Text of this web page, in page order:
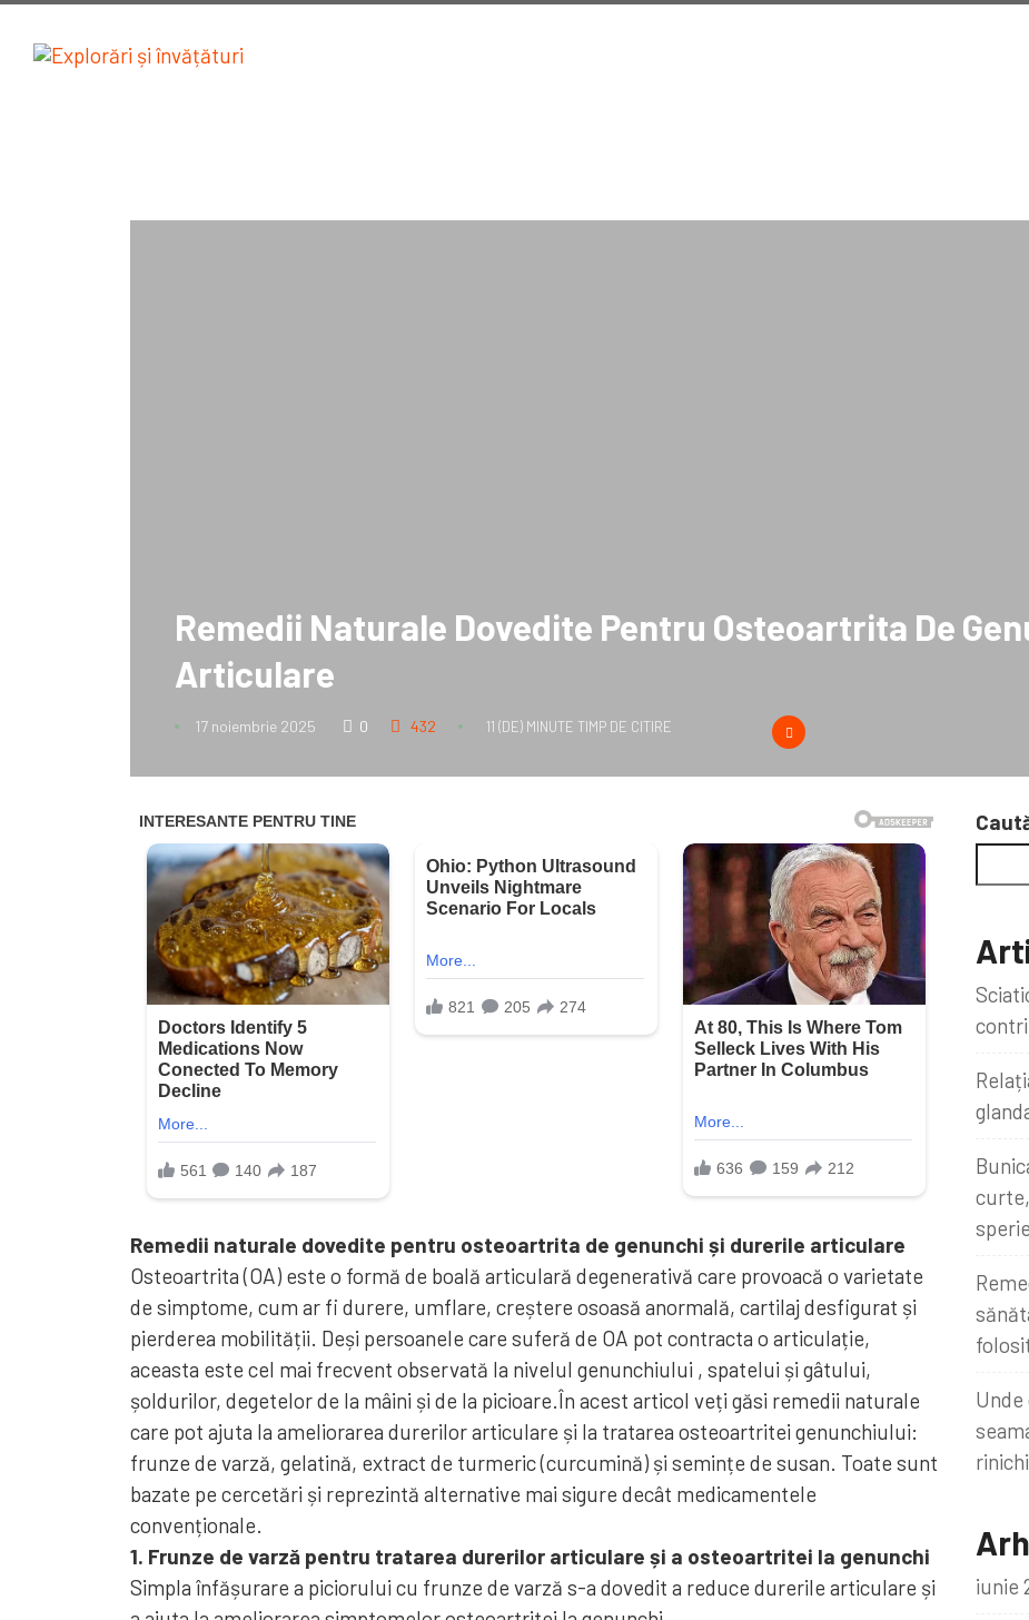
Remedii Naturale Dovedite Pentru Osteoartrita De
Articulare
17 noiembrie 2025 0 432 11 (DE) MINUTE TIMP DE CITIRE
Remedii naturale dovedite pentru osteoartrita de genunchi și durerile articulare
Osteoartrita (OA) este o formă de boală articulară degenerativă care provoacă o varietate
de simptome, cum ar fi durere, umflare, creștere osoasă anormală, cartilaj desfigurat și
pierderea mobilității. Deși persoanele care suferă de OA pot contracta o articulație,
aceasta este cel mai frecvent observată la nivelul genunchiului , spatelui și gâtului,
șoldurilor, degetelor de la mâini și de la picioare.În acest articol veți găsi remedii naturale
care pot ajuta la ameliorarea durerilor articulare și la tratarea osteoartritei genunchiului:
frunze de varză, gelatină, extract de turmeric (curcumină) și semințe de susan. Toate sunt
bazate pe cercetări și reprezintă alternative mai sigure decât medicamentele
convenționale.
1. Frunze de varză pentru tratarea durerilor articulare și a osteoartritei la genunchi
Simpla înfășurare a piciorului cu frunze de varză s-a dovedit a reduce durerile articulare și
Unde
iunie